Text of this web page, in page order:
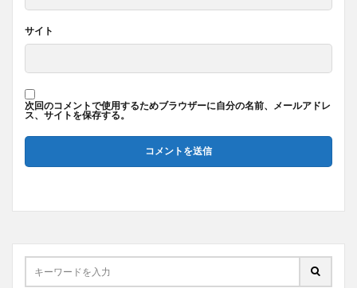
サイト
次回のコメントで使用するためブラウザーに自分の名前、メールアドレ
ス、サイトを保存する。